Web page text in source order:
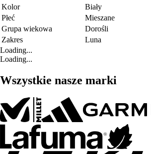
Kolor
Biały
Płeć
Mieszane
Grupa wiekowa
Dorośli
Zakres
Luna
Loading...
Loading...
Wszystkie nasze marki